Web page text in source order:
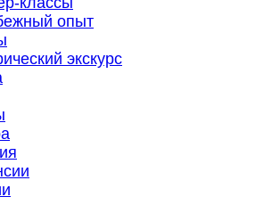
опыт
экскурс